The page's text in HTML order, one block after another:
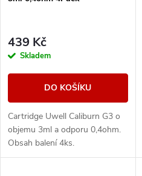
439 Kč
Skladem
DO KOŠÍKU
Cartridge Uwell Caliburn G3 o
objemu 3ml a odporu 0,4ohm.
Obsah balení 4ks.